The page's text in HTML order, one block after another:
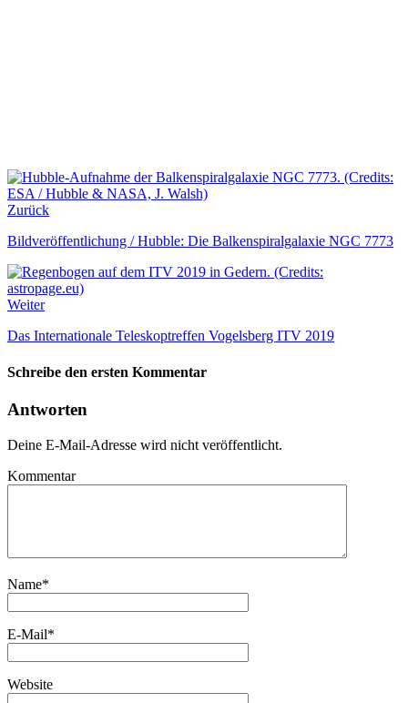
Zurück
Bildveröffentlichung / Hubble: Die Balkenspiralgalaxie NGC 7773
Weiter
Das Internationale Teleskoptreffen Vogelsberg ITV 2019
Schreibe den ersten Kommentar
Antworten
Deine E-Mail-Adresse wird nicht veröffentlicht.
Kommentar
Name*
E-Mail*
Website